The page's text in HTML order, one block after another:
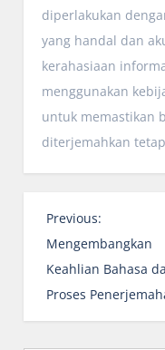
diperlakukan
yang handal dan
kerahasiaan
menggunakan
untuk memastikan
diterjemahkan
P
o
s
t
n
Previous:
Mengembangkan
Keahlian Bahasa
Proses